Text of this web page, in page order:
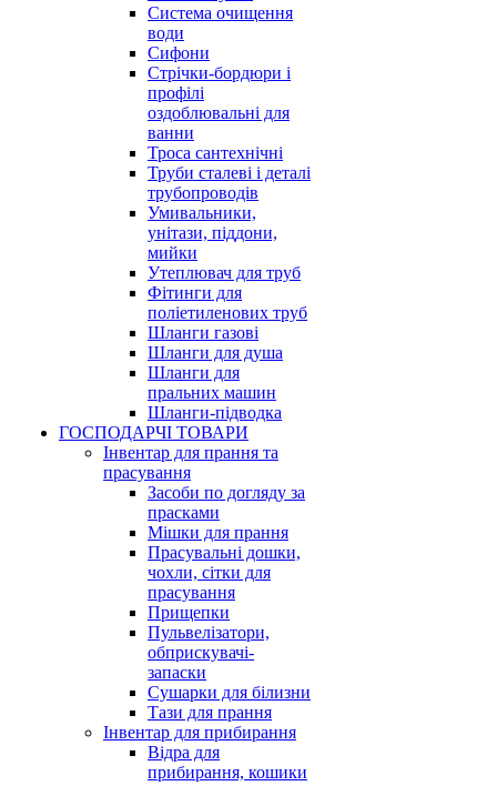
Система очищення
води
Сифони
Стрічки-бордюри і
профілі
оздоблювальні для
ванни
Троса сантехнічні
Труби сталеві і деталі
трубопроводів
Умивальники,
унітази, піддони,
мийки
Утеплювач для труб
Фітинги для
поліетиленових труб
Шланги газові
Шланги для душа
Шланги для
пральних машин
Шланги-підводка
ГОСПОДАРЧІ ТОВАРИ
Інвентар для прання та
прасування
Засоби по догляду за
прасками
Мішки для прання
Прасувальні дошки,
чохли, сітки для
прасування
Прищепки
Пульвелізатори,
обприскувачі-
запаски
Сушарки для білизни
Тази для прання
Інвентар для прибирання
Відра для
прибирання, кошики